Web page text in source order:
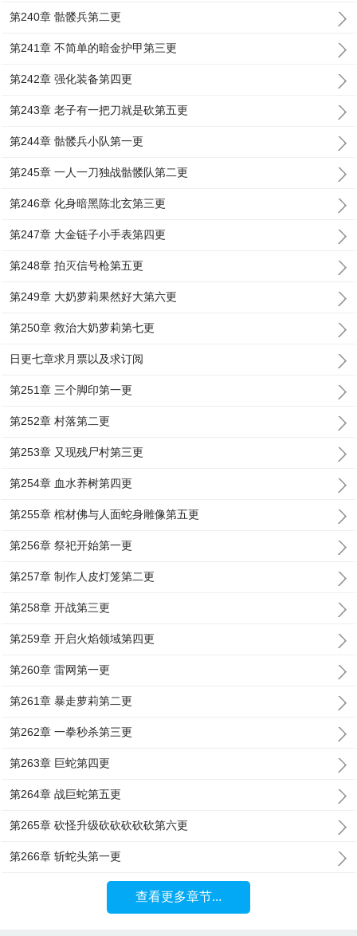
第240章 骷髅兵第二更
第241章 不简单的暗金护甲第三更
第242章 强化装备第四更
第243章 老子有一把刀就是砍第五更
第244章 骷髅兵小队第一更
第245章 一人一刀独战骷髅队第二更
第246章 化身暗黑陈北玄第三更
第247章 大金链子小手表第四更
第248章 拍灭信号枪第五更
第249章 大奶萝莉果然好大第六更
第250章 救治大奶萝莉第七更
日更七章求月票以及求订阅
第251章 三个脚印第一更
第252章 村落第二更
第253章 又现残尸村第三更
第254章 血水养树第四更
第255章 棺材佛与人面蛇身雕像第五更
第256章 祭祀开始第一更
第257章 制作人皮灯笼第二更
第258章 开战第三更
第259章 开启火焰领域第四更
第260章 雷网第一更
第261章 暴走萝莉第二更
第262章 一拳秒杀第三更
第263章 巨蛇第四更
第264章 战巨蛇第五更
第265章 砍怪升级砍砍砍砍砍第六更
第266章 斩蛇头第一更
查看更多章节...